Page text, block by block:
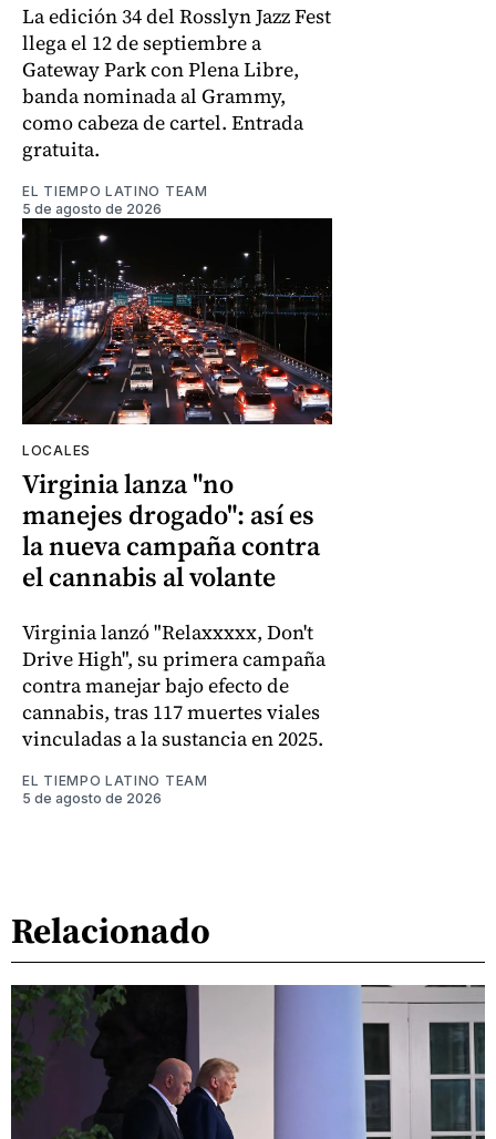
La edición 34 del Rosslyn Jazz Fest
llega el 12 de septiembre a
Gateway Park con Plena Libre,
banda nominada al Grammy,
como cabeza de cartel. Entrada
gratuita.
EL TIEMPO LATINO TEAM
5 de agosto de 2026
LOCALES
Virginia lanza "no
manejes drogado": así es
la nueva campaña contra
el cannabis al volante
Virginia lanzó "Relaxxxxx, Don't
Drive High", su primera campaña
contra manejar bajo efecto de
cannabis, tras 117 muertes viales
vinculadas a la sustancia en 2025.
EL TIEMPO LATINO TEAM
5 de agosto de 2026
Relacionado